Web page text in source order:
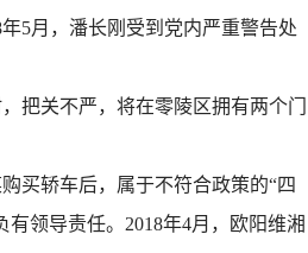
5月，潘长刚受到党内严重警告处
把关不严，将在零陵区拥有两个门
买轿车后，属于不符合政策的“四
领导责任。2018年4月，欧阳维湘